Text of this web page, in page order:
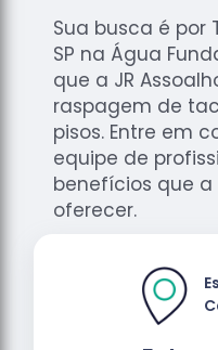
Tacos de
Madeiras
Sua busca é
SP na Água
que a JR
raspagem de
pisos. Entre em
equipe de
benefícios que
oferecer.